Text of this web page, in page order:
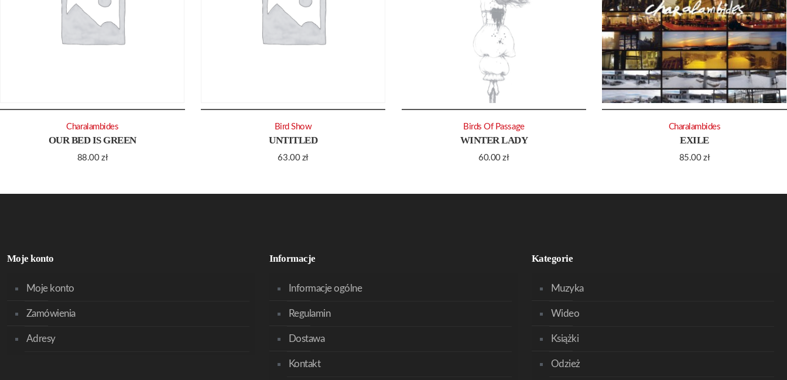
OUR BED IS GREEN
88.00zł
Charalambides
UNTITLED
63.00 zł
Bird Show
WINTER LADY
60.00zł
Birds Of Passage
EXILE
85.00zł
Charalambides
Moje konto
Moje konto
Zamówienia
Adresy
Informacje
Informacje ogólne
Regulamin
Dostawa
Kontakt
Kategorie
Muzyka
Wideo
Książki
Odzież